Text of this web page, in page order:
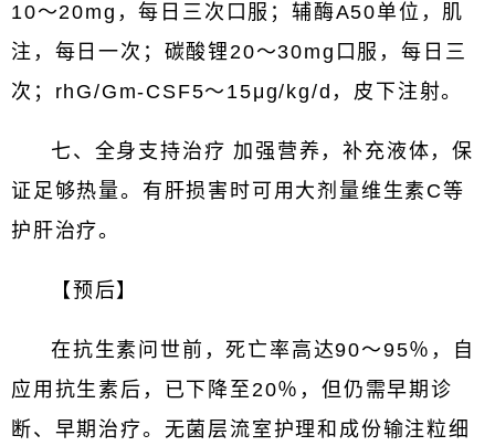
10～20mg，每日三次口服；辅酶A50单位，肌
注，每日一次；碳酸锂20～30mg口服，每日三
次；rhG/Gm-CSF5～15μg/kg/d，皮下注射。
七、全身支持治疗 加强营养，补充液体，保
证足够热量。有肝损害时可用大剂量维生素C等
护肝治疗。
【预后】
在抗生素问世前，死亡率高达90～95％，自
应用抗生素后，已下降至20％，但仍需早期诊
断、早期治疗。无菌层流室护理和成份输注粒细